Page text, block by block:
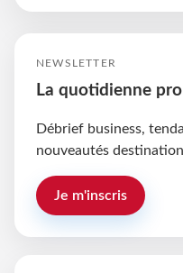
NEWSLETTER
La quotidienne pro
Débrief business,
nouveautés
Je m'inscris